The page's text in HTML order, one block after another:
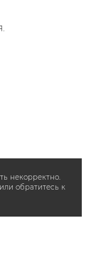
некорректно.
обратитесь к